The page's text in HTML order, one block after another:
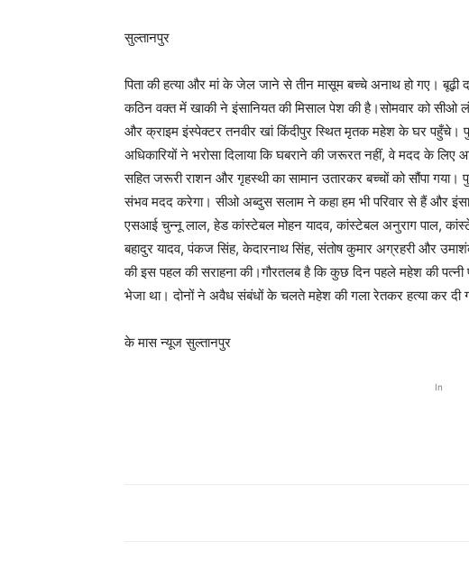
सुल्तानपुर
पिता की हत्या और मां के जेल जाने से तीन मासूम बच्चे अनाथ हो गए। बूढ़ी
कठिन वक्त में खाकी ने इंसानियत की मिसाल पेश की है।सोमवार को सीओ
और क्राइम इंस्पेक्टर तनवीर खां किंदीपुर स्थित मृतक महेश के घर पहुँचे।
अधिकारियों ने भरोसा दिलाया कि घबराने की जरूरत नहीं, वे मदद के
सहित जरूरी राशन और गृहस्थी का सामान उतारकर बच्चों को सौंपा गया।
संभव मदद करेगा। सीओ अब्दुस सलाम ने कहा हम भी परिवार से हैं और
एसआई चुन्नू लाल, हेड कांस्टेबल मोहन यादव, कांस्टेबल अनुराग पाल,
बहादुर यादव, पंकज सिंह, केदारनाथ सिंह, संतोष कुमार अग्रहरी और
की इस पहल की सराहना की।गौरतलब है कि कुछ दिन पहले महेश की
भेजा था। दोनों ने अवैध संबंधों के चलते महेश की गला रेतकर हत्या कर दी
के मास न्यूज सुल्तानपुर
In